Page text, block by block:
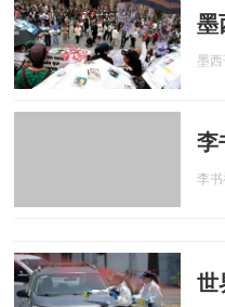
墨
墨
李
李
世